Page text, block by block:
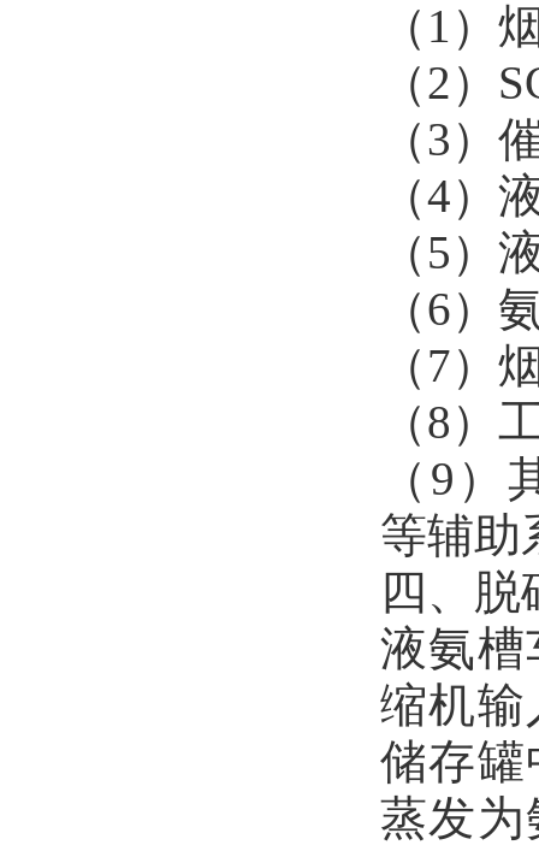
（1）
（2）
（3）
（4）
（5）
（6）
（7）
（8）
（9
等辅助
四、
液氨槽
缩机输
储存罐
蒸发为